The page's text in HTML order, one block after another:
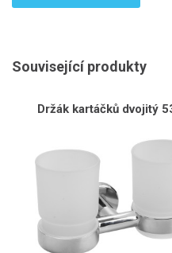
Související produkty
Držák kartáčků dvojitý